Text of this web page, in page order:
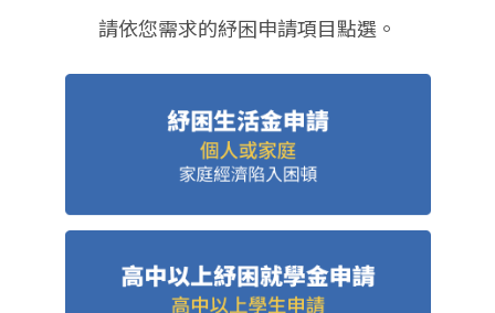
請依您需求的紓困申請項目點選。